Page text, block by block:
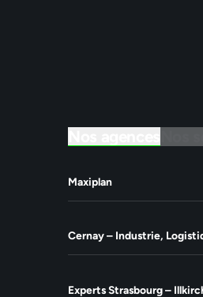
Nos
Maxiplan
Cernay – Industrie,
Experts Strasbourg –